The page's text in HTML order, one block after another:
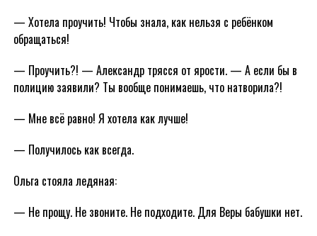
— Хотела проучить! Чтобы знала, как нельзя с ребёнком
обращаться!
— Проучить?! — Александр трясся от ярости. — А если бы в
полицию заявили? Ты вообще понимаешь, что натворила?!
— Мне всё равно! Я хотела как лучше!
— Получилось как всегда.
Ольга стояла ледяная:
— Не прощу. Не звоните. Не подходите. Для Веры бабушки нет.